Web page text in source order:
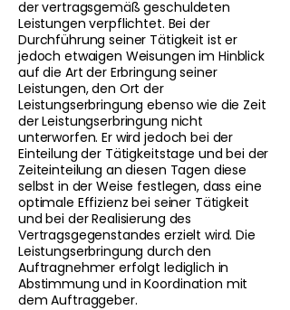
der vertragsgemäß geschuldeten
Leistungen verpflichtet. Bei der
Durchführung seiner Tätigkeit ist er
jedoch etwaigen Weisungen im Hinblick
auf die Art der Erbringung seiner
Leistungen, den Ort der
Leistungserbringung ebenso wie die Zeit
der Leistungserbringung nicht
unterworfen. Er wird jedoch bei der
Einteilung der Tätigkeitstage und bei der
Zeiteinteilung an diesen Tagen diese
selbst in der Weise festlegen, dass eine
optimale Effizienz bei seiner Tätigkeit
und bei der Realisierung des
Vertragsgegenstandes erzielt wird. Die
Leistungserbringung durch den
Auftragnehmer erfolgt lediglich in
Abstimmung und in Koordination mit
dem Auftraggeber.